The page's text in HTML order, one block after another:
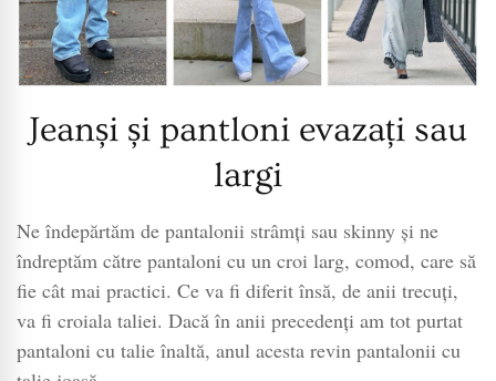
Jeanși și pantloni evazați sau
largi
Ne îndepărtăm de pantalonii strâmți sau skinny și ne
îndreptăm către pantaloni cu un croi larg, comod, care să
fie cât mai practici. Ce va fi diferit însă, de anii trecuți,
va fi croiala taliei. Dacă în anii precedenți am tot purtat
pantaloni cu talie înaltă, anul acesta revin pantalonii cu